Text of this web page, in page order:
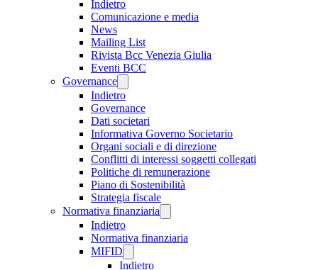
Indietro
Comunicazione e media
News
Mailing List
Rivista Bcc Venezia Giulia
Eventi BCC
Governance
Indietro
Governance
Dati societari
Informativa Governo Societario
Organi sociali e di direzione
Conflitti di interessi soggetti collegati
Politiche di remunerazione
Piano di Sostenibilità
Strategia fiscale
Normativa finanziaria
Indietro
Normativa finanziaria
MIFID
Indietro